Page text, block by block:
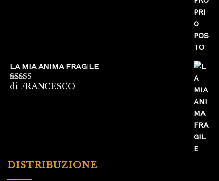
LA MIA ANIMA FRAGILE
Valutato5su
di FRANCESCO
DISTRIBUZIONE